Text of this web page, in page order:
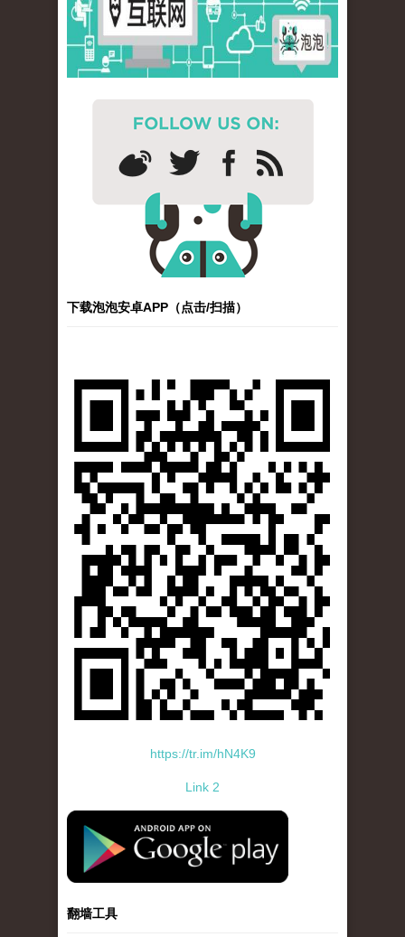
下载泡泡安卓APP（点击/扫描）
https://tr.im/hN4K9
Link 2
standard-icon-googleplay-app-store.png
翻墙工具